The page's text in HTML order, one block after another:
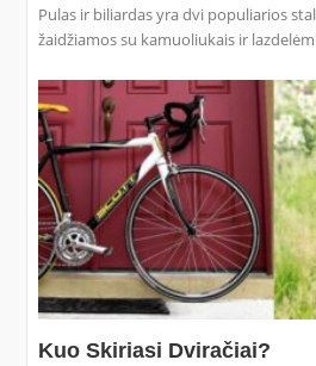
Pulas ir biliardas yra dvi populiarios
žaidžiamos su kamuoliukais ir
Kuo Skiriasi Dviračiai?